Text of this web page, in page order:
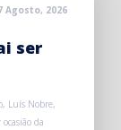
Agosto, 2026
ser
Luís Nobre,
da